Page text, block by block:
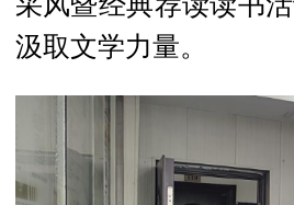
汲取文学力量。